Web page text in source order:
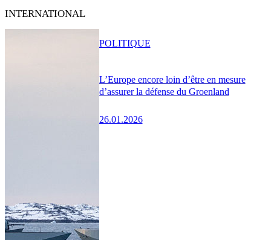
INTERNATIONAL
L’Europe encore loin d’être en mesure
d’assurer la défense du Groenland
26.01.2026
POLITIQUE